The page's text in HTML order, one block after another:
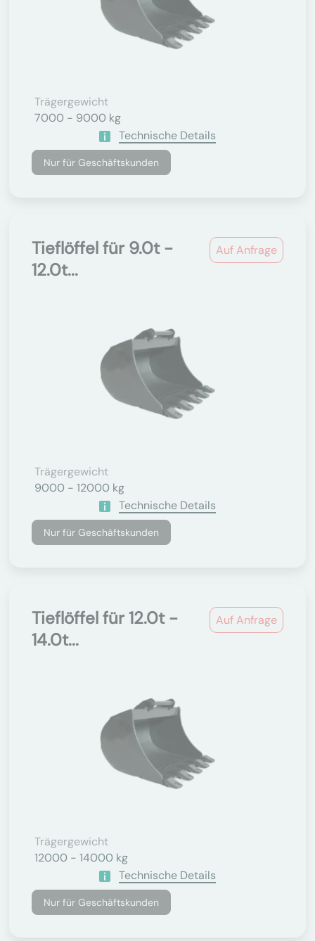
Trägergewicht
7000 - 9000 kg
Technische Details
Nur für Geschäftskunden
Auf Anfrage
Tieflöffel für 9.0t -
12.0t...
Trägergewicht
9000 - 12000 kg
Technische Details
Nur für Geschäftskunden
Auf Anfrage
Tieflöffel für 12.0t -
14.0t...
Trägergewicht
12000 - 14000 kg
Technische Details
Nur für Geschäftskunden